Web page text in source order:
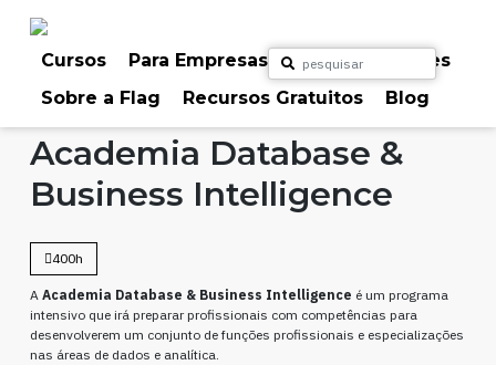
Cursos Para Empresas
Para Particulares
Sobre a Flag
Recursos Gratuitos Blog
Home Cursos Outros
Academia Database &
Business Intelligence
400h
A Academia Database & Business Intelligence é um programa
intensivo que irá preparar profissionais com competências para
desenvolverem um conjunto de funções profissionais e especializações
nas áreas de dados e analítica.